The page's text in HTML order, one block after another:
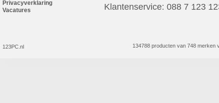
Privacyverklaring
Vacatures
123PC.nl
Klantenservice: 088 7 123
134788 producten van 748 merken